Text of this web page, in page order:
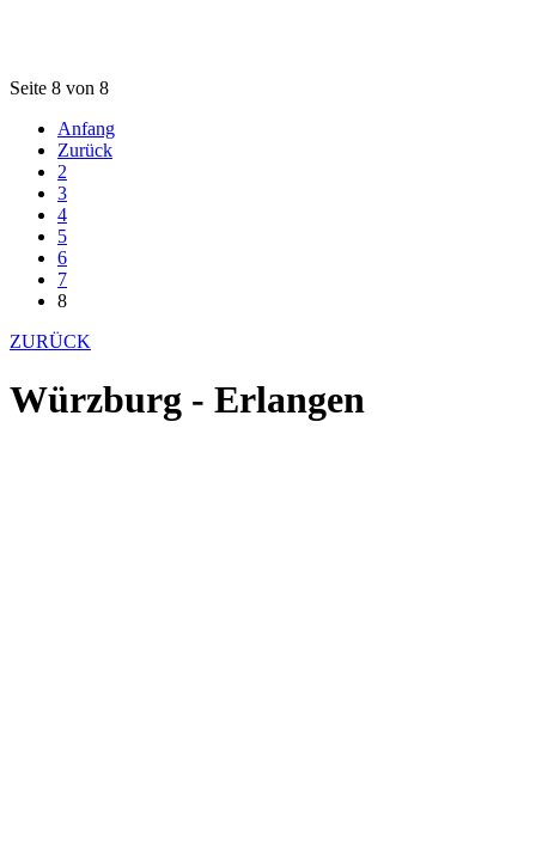
Seite 8 von 8
Anfang
Zurück
2
3
4
5
6
7
8
ZURÜCK
Würzburg - Erlangen